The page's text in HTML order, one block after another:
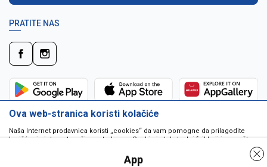
PRATITE NAS
Ova web-stranica koristi kolačiće
Naša Internet prodavnica koristi „cookies“ da vam pomogne da prilagodite
korišćenje interneta vašim potrebama. Cookie je tekstualni fajl koji je smešten
da pokrenu program ili da isporuče virus vašem računaru. Cookie-i su
jedinstveno dodeljeni vama, i jedino mogu biti pročitani od strane web servera
App